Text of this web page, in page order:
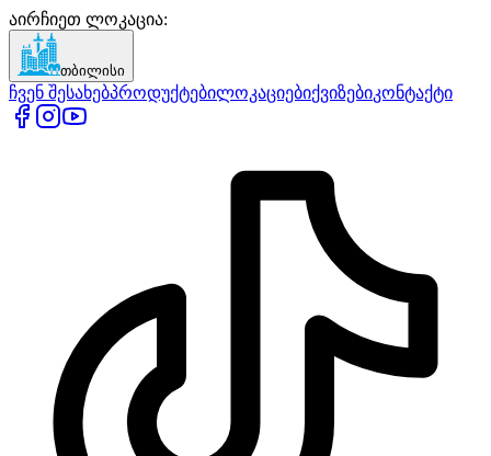
აირჩიეთ ლოკაცია:
თბილისი
ჩვენ შესახებპროდუქტებილოკაციებიქვიზებიკონტაქტი